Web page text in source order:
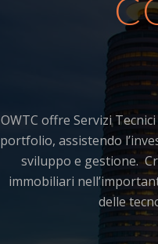
OWTC offre Servizi
portfolio, assistendo
sviluppo e gestione.
immobiliari
delle